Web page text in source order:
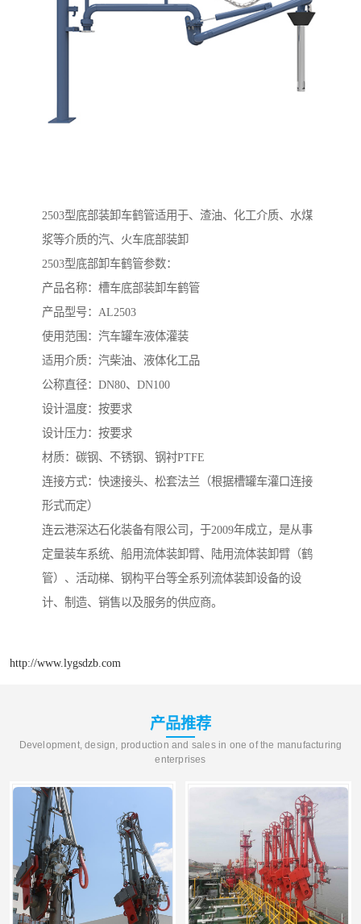
2503型底部装卸车鹤管适用于、渣油、化工介质、水煤
浆等介质的汽、火车底部装卸
2503型底部卸车鹤管参数：
产品名称：槽车底部装卸车鹤管
产品型号：AL2503
使用范围：汽车罐车液体灌装
适用介质：汽柴油、液体化工品
公称直径：DN80、DN100
设计温度：按要求
设计压力：按要求
材质：碳钢、不锈钢、钢衬PTFE
连接方式：快速接头、松套法兰（根据槽罐车灌口连接
形式而定）
连云港深达石化装备有限公司，于2009年成立，是从事
定量装车系统、船用流体装卸臂、陆用流体装卸臂（鹤
管）、活动梯、钢构平台等全系列流体装卸设备的设
计、制造、销售以及服务的供应商。
http://www.lygsdzb.com
产品推荐
Development, design, production and sales in one of the manufacturing
enterprises